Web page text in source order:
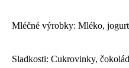
Mléčné výrobky: Mléko,
Sladkosti: Cukrovinky,